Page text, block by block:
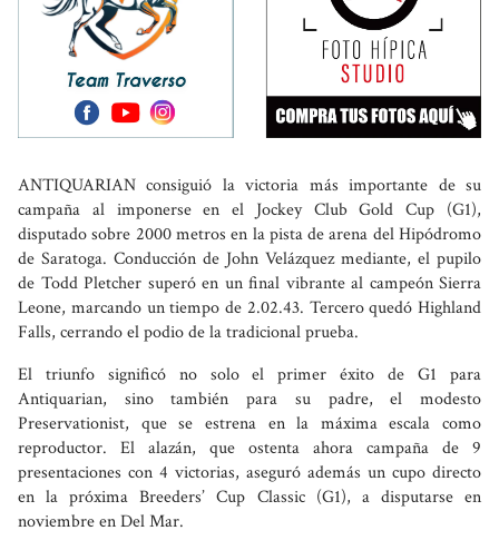
ANTIQUARIAN consiguió la victoria más importante de su
campaña al imponerse en el Jockey Club Gold Cup (G1),
disputado sobre 2000 metros en la pista de arena del Hipódromo
de Saratoga. Conducción de John Velázquez mediante, el pupilo
de Todd Pletcher superó en un final vibrante al campeón Sierra
Leone, marcando un tiempo de 2.02.43. Tercero quedó Highland
Falls, cerrando el podio de la tradicional prueba.
El triunfo significó no solo el primer éxito de G1 para
Antiquarian, sino también para su padre, el modesto
Preservationist, que se estrena en la máxima escala como
reproductor. El alazán, que ostenta ahora campaña de 9
presentaciones con 4 victorias, aseguró además un cupo directo
en la próxima Breeders’ Cup Classic (G1), a disputarse en
noviembre en Del Mar.